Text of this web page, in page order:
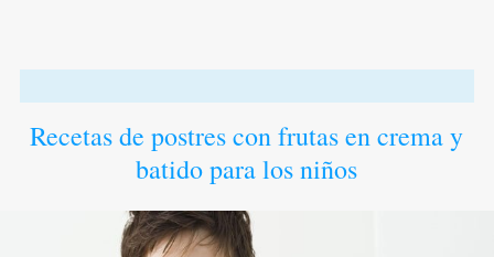
Recetas de postres con frutas en crema y
batido para los niños